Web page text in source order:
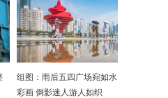
组图：雨后五四广场宛如水
彩画 倒影迷人游人如织